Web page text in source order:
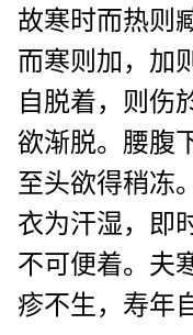
故寒时而热则
而寒则加，加
自脱着，则伤
欲渐脱。腰腹
至头欲得稍冻
衣为汗湿，即
不可便着。夫
疹不生，寿年